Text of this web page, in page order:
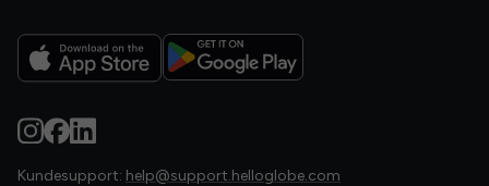
Kundesupport: help@support.helloglobe.com